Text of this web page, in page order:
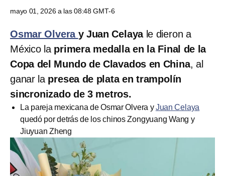
mayo 01, 2026 a las 08:48 GMT-6
Osmar Olvera y Juan Celayale dieron a
México la primera medalla en la Final de la
Copa del Mundo de Clavados en China, al
ganar la presea de plata en trampolín
sincronizado de 3 metros.
La pareja mexicana de Osmar Olvera yJuan Celaya
quedó por detrás de los chinos Zongyuang Wang y
Jiuyuan Zheng